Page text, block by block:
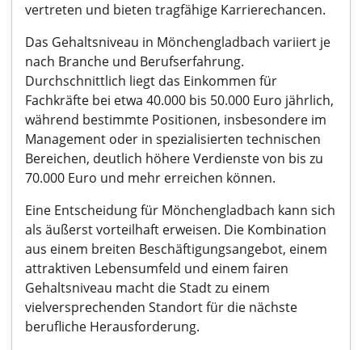
vertreten und bieten tragfähige Karrierechancen.
Das Gehaltsniveau in Mönchengladbach variiert je
nach Branche und Berufserfahrung.
Durchschnittlich liegt das Einkommen für
Fachkräfte bei etwa 40.000 bis 50.000 Euro jährlich,
während bestimmte Positionen, insbesondere im
Management oder in spezialisierten technischen
Bereichen, deutlich höhere Verdienste von bis zu
70.000 Euro und mehr erreichen können.
Eine Entscheidung für Mönchengladbach kann sich
als äußerst vorteilhaft erweisen. Die Kombination
aus einem breiten Beschäftigungsangebot, einem
attraktiven Lebensumfeld und einem fairen
Gehaltsniveau macht die Stadt zu einem
vielversprechenden Standort für die nächste
berufliche Herausforderung.